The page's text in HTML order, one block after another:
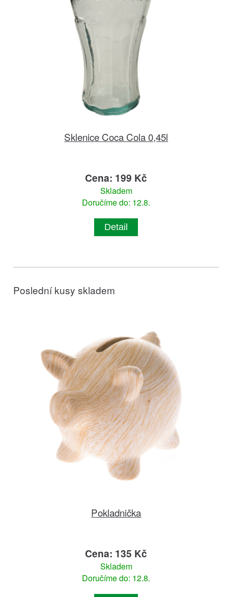
Sklenice Coca Cola 0,45l
Cena: 199 Kč
Skladem
Doručíme do: 12.8.
Detail
Poslední kusy skladem
Pokladnička
Cena: 135 Kč
Skladem
Doručíme do: 12.8.